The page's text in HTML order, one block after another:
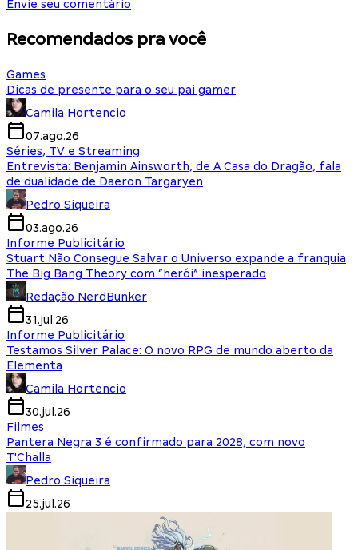
Envie seu comentário
Recomendados pra você
Games
Dicas de presente para o seu pai gamer
Camila Hortencio
07.ago.26
Séries, TV e Streaming
Entrevista: Benjamin Ainsworth, de A Casa do Dragão, fala
de dualidade de Daeron Targaryen
Pedro Siqueira
03.ago.26
Informe Publicitário
Stuart Não Consegue Salvar o Universo expande a franquia
The Big Bang Theory com “herói” inesperado
Redação NerdBunker
31.jul.26
Informe Publicitário
Testamos Silver Palace: O novo RPG de mundo aberto da
Elementa
Camila Hortencio
30.jul.26
Filmes
Pantera Negra 3 é confirmado para 2028, com novo
T'Challa
Pedro Siqueira
25.jul.26